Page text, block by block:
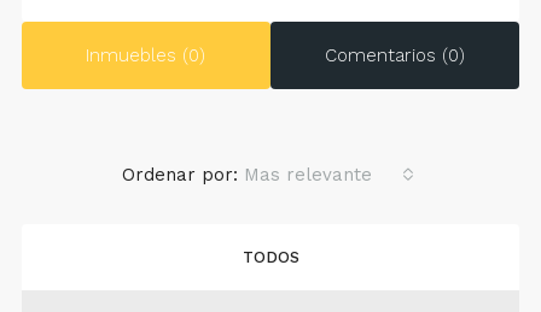
Inmuebles (0) Comentarios (0)
TODOS
Ordenar por: Mas relevante